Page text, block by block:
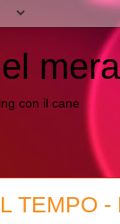
con il cane
TEMPO